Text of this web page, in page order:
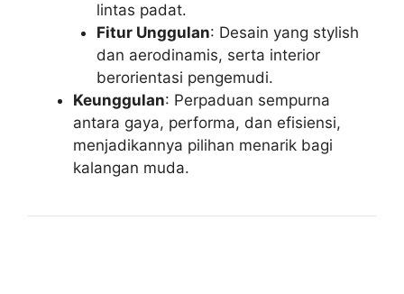
lintas padat.
Fitur Unggulan: Desain yang stylish
dan aerodinamis, serta interior
berorientasi pengemudi.
Keunggulan: Perpaduan sempurna
antara gaya, performa, dan efisiensi,
menjadikannya pilihan menarik bagi
kalangan muda.